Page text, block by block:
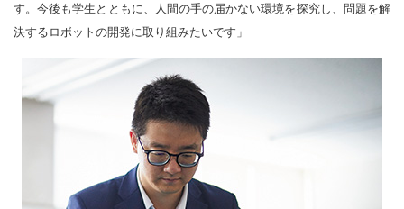
す。今後も学生とともに、人間の手の届かない環境を探究し、問題を解
決するロボットの開発に取り組みたいです」